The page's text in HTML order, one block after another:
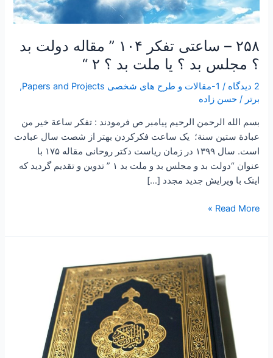
۲۵۸ – ساعتی تفکر ۱۰۴ ” مقاله دولت بد
؟ مجلس بد ؟ یا ملت بد ؟ ۲ “
2 دیدگاه / 1-مقالات و طرح های شخصی Papers and Projects
,
برتر /حسن زاده
بسم الله الرحمن الرحیم پیامبر ص فرمودند : تفكر ساعة خير من
عبادة ستين سنة؛ یک ساعت فکرکردن بهتر از شصت سال عبادت
است. سال ۱۳۹۹ در زمان ریاست دکتر روحانی مقاله ۱۷۵ با
عنوان “دولت بد و مجلس بد و ملت بد ۱ ” تدوین و تقدیم گردید که
اینک با ویرایش جدید مجدد […]
؟
“
Read More »